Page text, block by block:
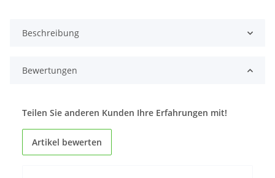
Beschreibung
Bewertungen
Teilen Sie anderen Kunden Ihre Erfahrungen mit!
Artikel bewerten